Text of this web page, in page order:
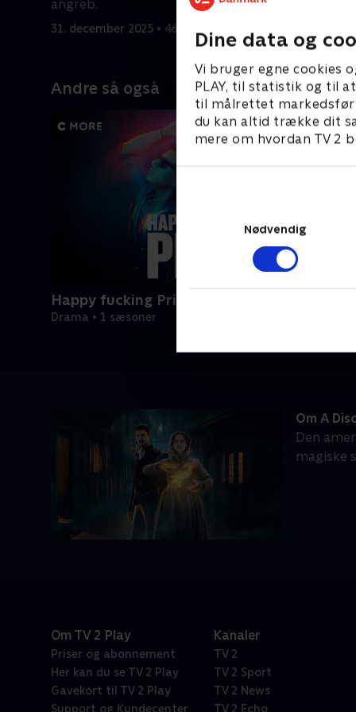
Dine data og
Vi bruger egne cookies
PLAY, til statistik og til
til målrettet
du kan altid trække dit
mere om hvordan TV 2
Nødvendig
angreb.
31. december 2025 • 46 min
Andre så også
Happy fucking Pride
Drama • 1 sæsoner
Om A
Den
magiske
Om TV 2 Play
Priser og abonnement
Her kan du se TV 2 Play
Gavekort til TV 2 Play
Support og Kundecenter
Kanaler
TV 2
TV 2 Sport
TV 2 News
TV 2 Echo